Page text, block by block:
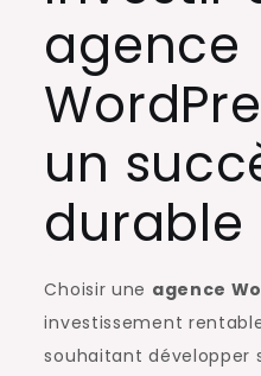
agence
un
durable
Choisir une agence
investissement
souhaitant développer